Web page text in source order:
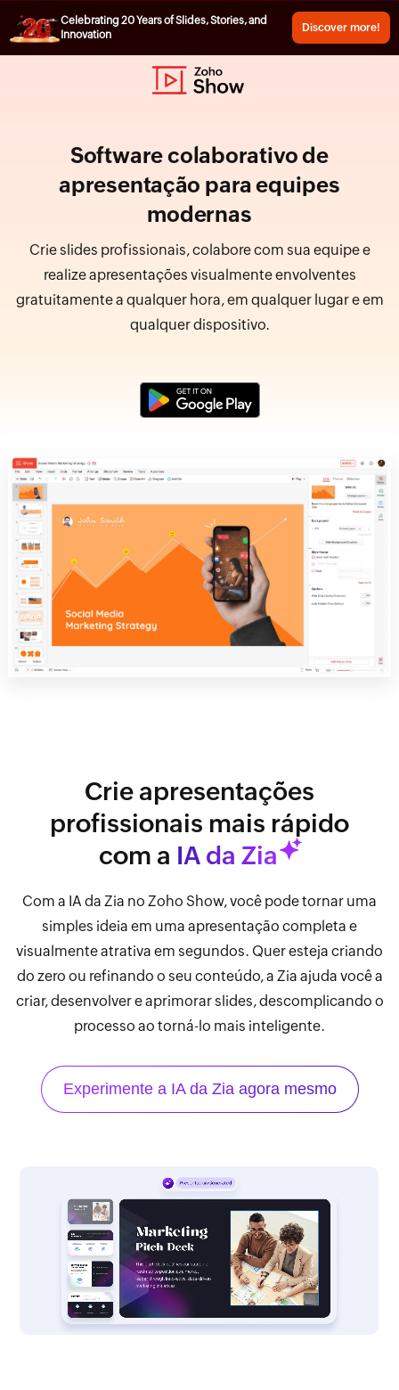
Celebrating 20 Years of Slides, Stories, and
Innovation
Discover more!
Software colaborativo de
apresentação para equipes
modernas
Crie slides profissionais, colabore com sua equipe e
realize apresentações visualmente envolventes
gratuitamente a qualquer hora, em qualquer lugar e em
qualquer dispositivo.
Crie apresentações
profissionais mais rápido
com a IA da Zia
Com a IA da Zia no Zoho Show, você pode tornar uma
simples ideia em uma apresentação completa e
visualmente atrativa em segundos. Quer esteja criando
do zero ou refinando o seu conteúdo, a Zia ajuda você a
criar, desenvolver e aprimorar slides, descomplicando o
processo ao torná-lo mais inteligente.
Experimente a IA da Zia agora mesmo